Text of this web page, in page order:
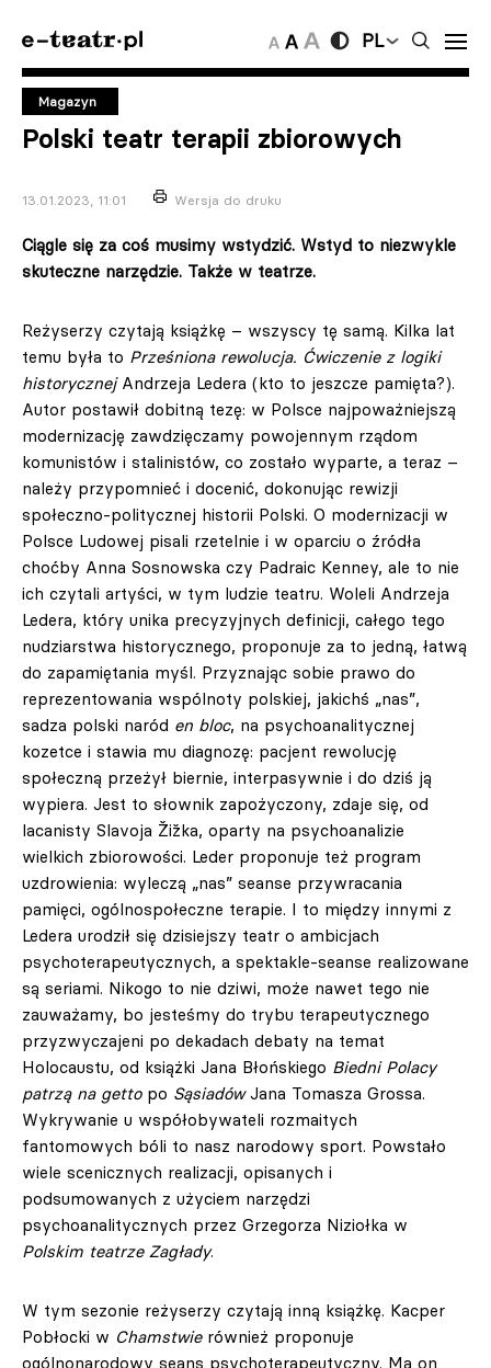
PL
Magazyn
Polski teatr terapii zbiorowych
13.01.2023, 11:01 Wersja do druku
Ciągle się za coś musimy wstydzić. Wstyd to niezwykle
skuteczne narzędzie. Także w teatrze.
Reżyserzy czytają książkę – wszyscy tę samą. Kilka lat
temu była to Prześniona rewolucja. Ćwiczenie z logiki
historycznejAndrzeja Ledera (kto to jeszcze pamięta?).
Autor postawił dobitną tezę: w Polsce najpoważniejszą
modernizację zawdzięczamy powojennym rządom
komunistów i stalinistów, co zostało wyparte, a teraz –
należy przypomnieć i docenić, dokonując rewizji
społeczno-politycznej historii Polski. O modernizacji w
Polsce Ludowej pisali rzetelnie i w oparciu o źródła
choćby Anna Sosnowska czy Padraic Kenney, ale to nie
ich czytali artyści, w tym ludzie teatru. Woleli Andrzeja
Ledera, który unika precyzyjnych definicji, całego tego
nudziarstwa historycznego, proponuje za to jedną, łatwą
do zapamiętania myśl. Przyznając sobie prawo do
reprezentowania wspólnoty polskiej, jakichś „nas”,
sadza polski naród en bloc, na psychoanalitycznej
kozetce i stawia mu diagnozę: pacjent rewolucję
społeczną przeżył biernie, interpasywnie i do dziś ją
wypiera. Jest to słownik zapożyczony, zdaje się, od
lacanisty Slavoja Žižka, oparty na psychoanalizie
wielkich zbiorowości. Leder proponuje też program
uzdrowienia: wyleczą „nas” seanse przywracania
pamięci, ogólnospołeczne terapie. I to między innymi z
Ledera urodził się dzisiejszy teatr o ambicjach
psychoterapeutycznych, a spektakle-seanse realizowane
są seriami. Nikogo to nie dziwi, może nawet tego nie
zauważamy, bo jesteśmy do trybu terapeutycznego
przyzwyczajeni po dekadach debaty na temat
Holocaustu, od książki Jana Błońskiego Biedni Polacy
patrzą na gettopo SąsiadówJana Tomasza Grossa.
Wykrywanie u współobywateli rozmaitych
fantomowych bóli to nasz narodowy sport. Powstało
wiele scenicznych realizacji, opisanych i
podsumowanych z użyciem narzędzi
psychoanalitycznych przez Grzegorza Niziołka w
Polskim teatrze Zagłady.
W tym sezonie reżyserzy czytają inną książkę. Kacper
Pobłocki w Chamstwierównież proponuje
ogólnonarodowy seans psychoterapeutyczny. Ma on